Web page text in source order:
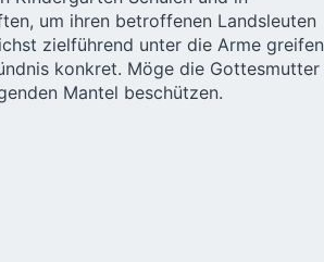
, um ihren betroffenen Landsleuten
zielführend unter die Arme greifen
konkret. Möge die Gottesmutter
Mantel beschützen.